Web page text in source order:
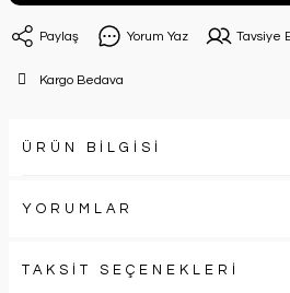
Paylaş Yorum Yaz Tavsiye
Kargo Bedava
ÜRÜN BİLGİSİ
YORUMLAR
TAKSİT SEÇENEKLERİ